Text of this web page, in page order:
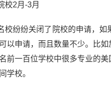
校2月-3月
校纷纷关闭了院校的申请，
以申请，而且数量不少。比
前一百位学校中很多专业的
学校。